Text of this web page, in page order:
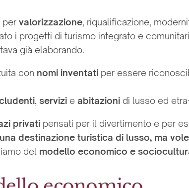
per valorizzazione, riqualificazione,
i progetti di turismo integrato e
già elaborando.
con nomi inventati per essere
, servizi e abitazioni di lusso ed
privati pensati per il divertimento e per
destinazione turistica di lusso, ma
del modello economico e